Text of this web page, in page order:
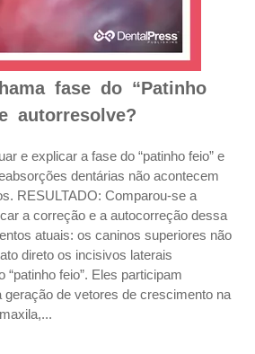
fase do “Patinho
autorresolve?
e explicar a fase do “patinho feio” e
dentárias não acontecem
RESULTADO: Comparou-se a
a correção e a autocorreção dessa
atuais: os caninos superiores não
direto os incisivos laterais
“patinho feio”. Eles participam
geração de vetores de crescimento na